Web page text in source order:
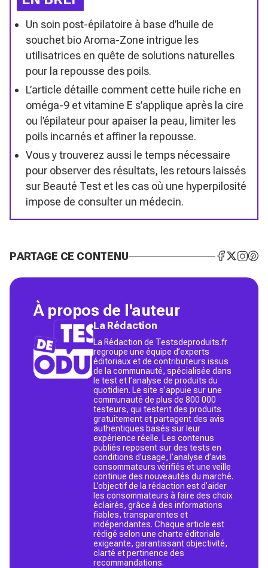
Un soin post-épilatoire à base d’huile de
souchet bio Aroma-Zone intrigue les
utilisatrices en quête de solutions naturelles
pour la repousse des poils.
L’article détaille comment cette huile riche en
oméga-9 et vitamine E s’applique après la cire
ou l’épilateur pour apaiser la peau, limiter les
poils incarnés et affiner la repousse.
Vous y trouverez aussi le temps nécessaire
pour observer des résultats, les retours laissés
sur Beauté Test et les cas où une hyperpilosité
impose de consulter un médecin.
PARTAGE CE CONTENU
À propos de l'auteur
La Rédaction
La Rédaction de Testsdeproduits.fr
regroupe une équipe d’experts
éditoriaux et de contributeurs issus
de la communauté, spécialisée dans
le test et l’analyse de produits du
quotidien. Le site s’appuie sur une
communauté de plus de 800 000
testeurs, qui testent des produits
gratuitement et partagent des avis
authentiques basés sur leur
expérience réelle. Les contenus
publiés reposent sur des tests en
conditions d’usage, l’analyse d’avis
consommateurs vérifiés et une veille
continue des nouveautés du marché.
L’objectif de la rédaction est d’aider
les consommateurs à faire des choix
éclairés, grâce à des informations
fiables, transparentes et
indépendantes. Chaque article est
rédigé selon une charte éditoriale
exigeante, garantissant objectivité,
clarté et pertinence des
recommandations.